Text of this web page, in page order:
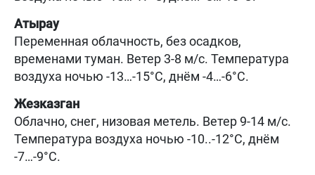
Атырау
Переменная облачность, без осадков,
временами туман. Ветер 3-8 м/с. Температура
воздуха ночью -13…-15°C, днём -4…-6°C.
Жезказган
Облачно, снег, низовая метель. Ветер 9-14 м/с.
Температура воздуха ночью -10..-12°C, днём
-7…-9°C.